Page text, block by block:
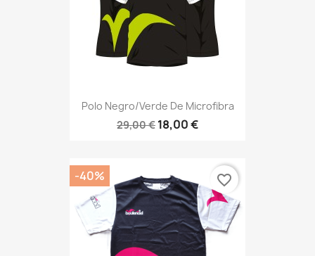
Polo Negro/verde De Microfibra
29,00 € 18,00 €
-40% favorite_border